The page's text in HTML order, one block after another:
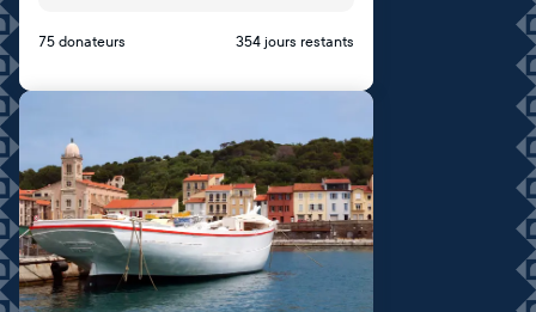
75 donateurs 354 jours restants